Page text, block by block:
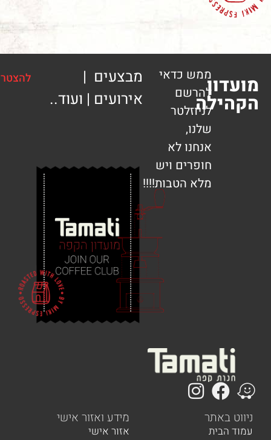
ממש כדאי
להרשם
לניוזלטר
אנחנו לא
חופרים ויש
מלא הטבות!!!!
מבצעים |
אירועים | ועוד..
להצטרפות
באתר מידע ואזור אישי
אזור אישי